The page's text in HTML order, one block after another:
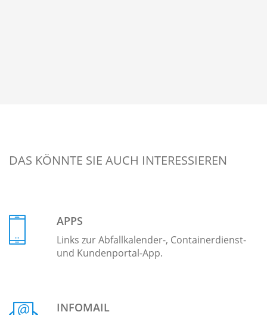
DAS KÖNNTE SIE AUCH INTERESSIEREN
APPS
Links zur Abfallkalender-, Containerdienst-
und Kundenportal-App.
INFOMAIL